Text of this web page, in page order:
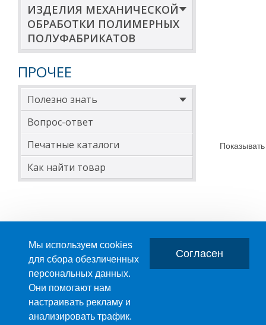
ИЗДЕЛИЯ МЕХАНИЧЕСКОЙ
ОБРАБОТКИ ПОЛИМЕРНЫХ
ПОЛУФАБРИКАТОВ
ПРОЧЕЕ
Полезно знать
Вопрос-ответ
Печатные каталоги
Как найти товар
ПРОИЗВОДСТВО ПЛАСТМАССОВЫХ ИЗДЕЛИЙ
Мы используем cookies
для сбора обезличенных
персональных данных.
Они помогают нам
настраивать рекламу и
анализировать трафик.
Согласен